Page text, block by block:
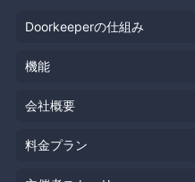
Doorkeeperの仕組み
機能
会社概要
料金プラン